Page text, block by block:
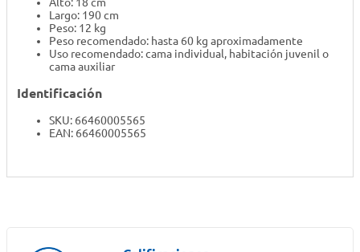
Largo: 190 cm
Peso: 12 kg
Peso recomendado: hasta 60 kg aproximadamente
Uso recomendado: cama individual, habitación juvenil o
cama auxiliar
Identificación
SKU: 66460005565
EAN: 66460005565